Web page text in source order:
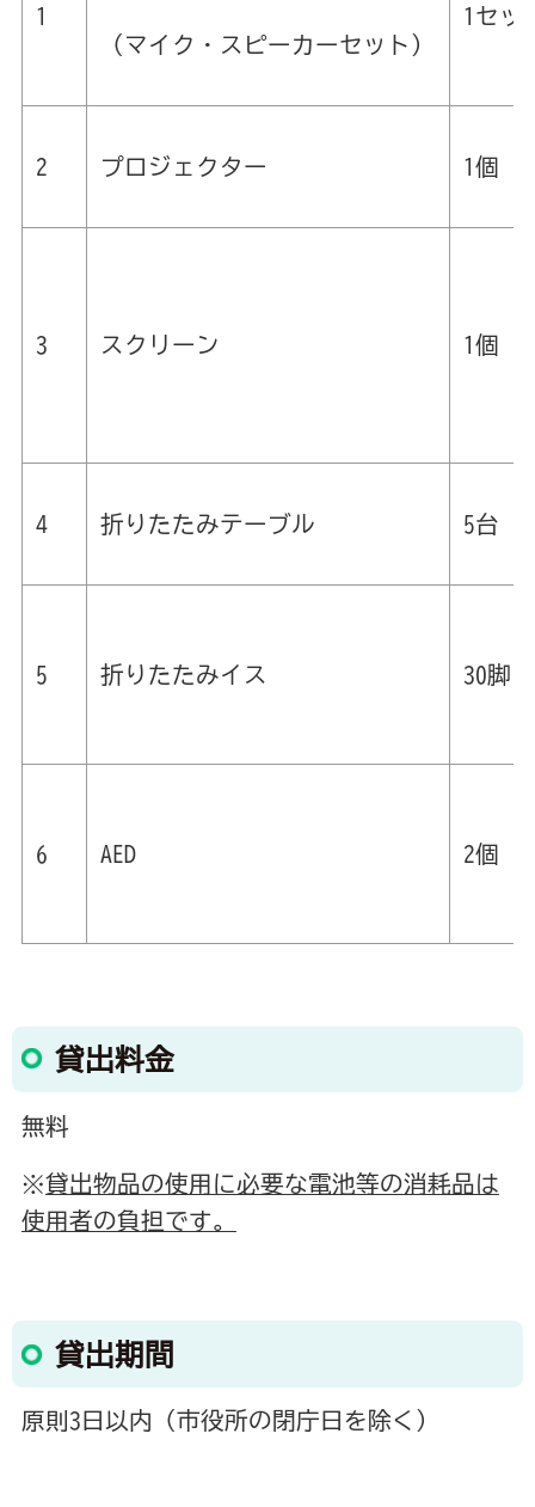
1
（マイク・スピーカーセット）
1セッ
2 プロジェクター 1個
3 スクリーン 1個
4 折りたたみテーブル 5台
5 折りたたみイス 30脚
6 AED 2個
貸出料金
無料
※貸出物品の使用に必要な電池等の消耗品は
使用者の負担です。
貸出期間
原則3日以内（市役所の閉庁日を除く）